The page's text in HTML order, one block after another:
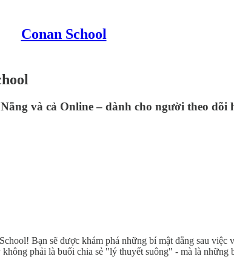
Conan School
và cả Online – dành cho người theo dõi
Bạn sẽ được khám phá những bí mật đằng sau việc
phải là buổi chia sẻ "lý thuyết suông" - mà là những